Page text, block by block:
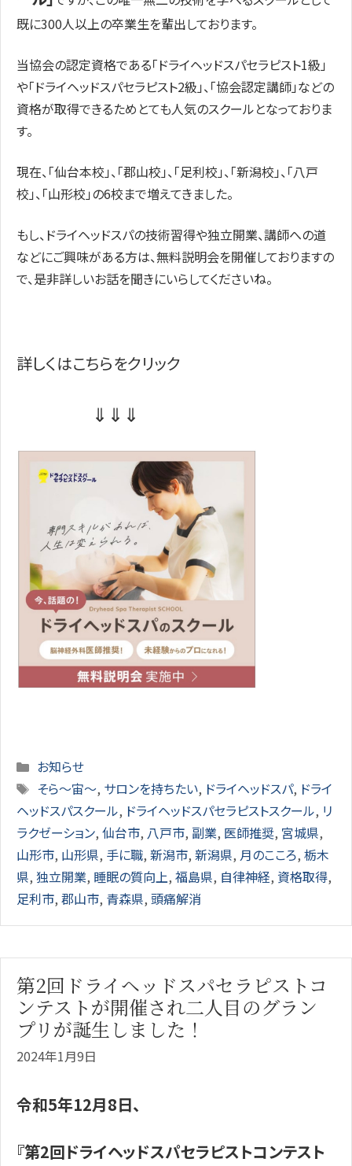
既に300人以上の卒業生を輩出しております。
当協会の認定資格である「ドライヘッドスパセラピスト1級」
や「ドライヘッドスパセラピスト2級」、「協会認定講師」などの
資格が取得できるためとても人気のスクールとなっておりま
す。
現在、「仙台本校」、「郡山校」、「足利校」、「新潟校」、「八戸
校」、「山形校」の6校まで増えてきました。
もし、ドライヘッドスパの技術習得や独立開業、講師への道
などにご興味がある方は、無料説明会を開催しておりますの
で、是非詳しいお話を聞きにいらしてくださいね。
詳しくはこちらをクリック
⇓⇓⇓
Categories
お知らせ
Tags
そら～宙～, サロンを持ちたい, ドライヘッドスパ, ドライ
ヘッドスパスクール, ドライヘッドスパセラピストスクール, リ
ラクゼーション, 仙台市, 八戸市, 副業, 医師推奨, 宮城県,
山形市, 山形県, 手に職, 新潟市, 新潟県, 月のこころ, 栃木
県, 独立開業, 睡眠の質向上, 福島県, 自律神経, 資格取得,
足利市, 郡山市, 青森県, 頭痛解消
第2回ドライヘッドスパセラピストコ
ンテストが開催され二人目のグラン
プリが誕生しました！
2024年1月9日
令和5年12月8日、
『第2回ドライヘッドスパセラピストコンテスト